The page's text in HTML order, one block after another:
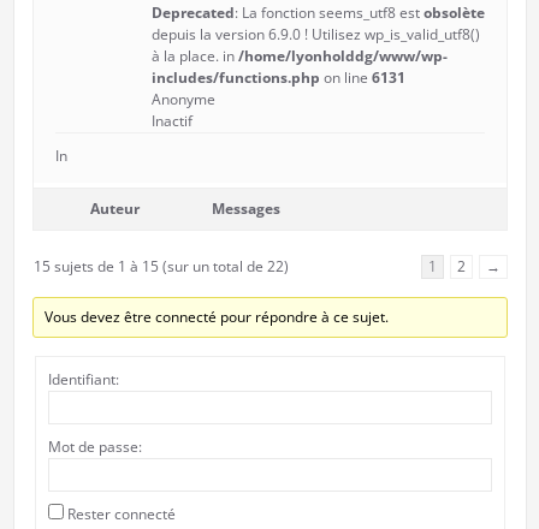
Deprecated: La fonction seems_utf8 estobsolète
depuis la version 6.9.0 ! Utilisez wp_is_valid_utf8()
à la place. in/home/lyonholddg/www/wp-
includes/functions.php on line 6131
Anonyme
Inactif
In
Auteur Messages
15 sujets de 1 à 15 (sur un total de 22) 1 2 →
Vous devez être connecté pour répondre à ce sujet.
Identifiant:
Mot de passe:
Rester connecté